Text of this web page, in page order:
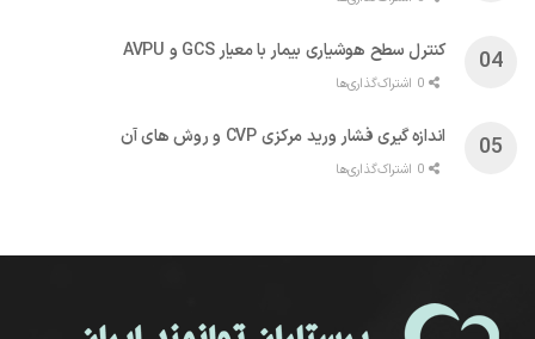
کنترل سطح هوشیاری بیمار با معیار GCS و AVPU
اندازه گیری فشار ورید مرکزی CVP و روش های آن